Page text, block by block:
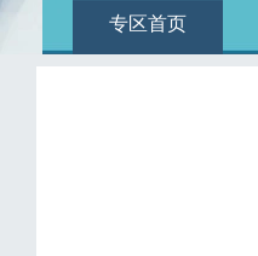
专区首页